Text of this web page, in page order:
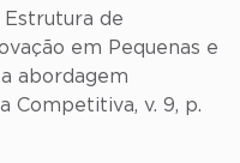
Estrutura de
em Pequenas e
abordagem
Competitiva, v. 9, p.